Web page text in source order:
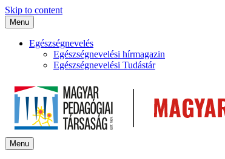
Skip to content
Menu
Egészségnevelés
Egészségnevelési hírmagazin
Egészségnevelési Tudástár
Menu